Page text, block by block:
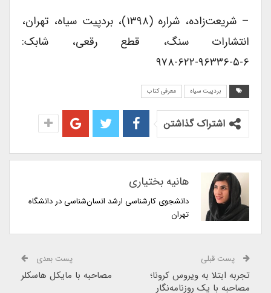
– شریعت‌زاده، شراره (۱۳۹۸)، بردپیت سیاه، تهران،
انتشارات سنگ، قطع رقعی، شابک:
بردپیت سیاه معرفی کتاب
اشتراک گذاشتن
هانیه بختیاری
دانشجوی کارشناسی ارشد انسان‌شناسی در دانشگاه
تهران
پست قبلی
تجربه ابتلا به ویروس کرونا؛
مصاحبه با یک روزنامه‌نگار
پست بعدی
مصاحبه با مایکل هاسکلر